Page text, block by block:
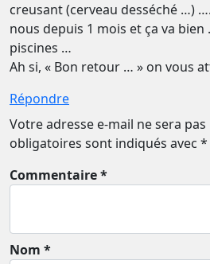
creusant (cerveau desséché …)
nous depuis 1 mois et ça va
piscines …
Ah si, « Bon retour … » on vous
Répondre
Votre adresse e-mail ne sera pas
obligatoires sont indiqués avec *
Commentaire *
Nom *